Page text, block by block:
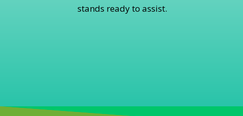
stands ready to assist.